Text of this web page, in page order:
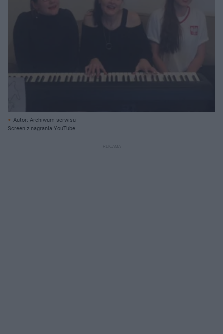
Autor: Archiwum serwisu
Screen z nagrania YouTube